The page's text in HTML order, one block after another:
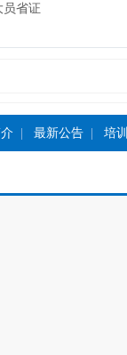
员省证
| 最新公告| 培